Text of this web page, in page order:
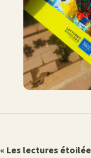
« Les lectures